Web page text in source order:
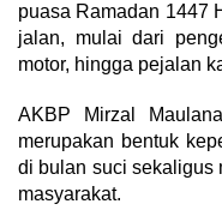
puasa Ramadan 1447
jalan, mulai dari
motor, hingga pejalan
AKBP Mirzal
merupakan bentuk
di bulan suci sekaligus
masyarakat.